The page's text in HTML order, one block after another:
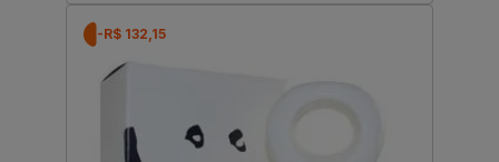
-R$ 132,15